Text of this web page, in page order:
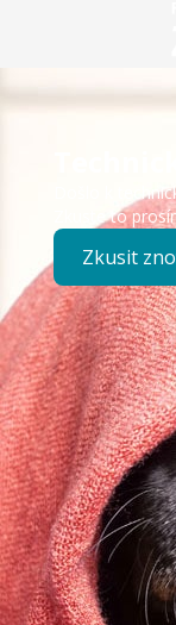
Došlo k
Zkuste to
Zkusit